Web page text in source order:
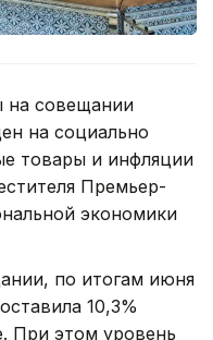
на совещании
на социально
товары и инфляции
Премьер-
экономики
по итогам июня
10,3%
При этом уровень